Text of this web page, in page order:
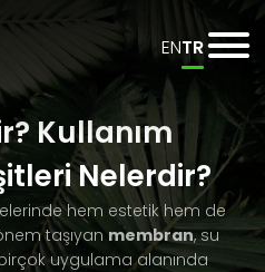
ENTR
Kullanım
Nelerdir?
hem estetik hem de
taşıyan membran, su
uygulama alanında